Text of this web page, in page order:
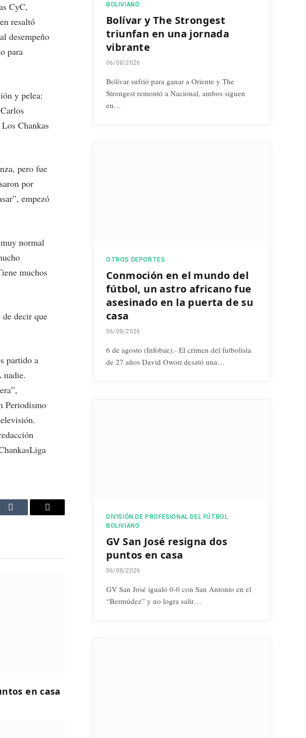
CyC,
resaltó
desempeño
para
y pelea:
Chankas
pero fue
por
empezó
normal
muchos
decir que
partido a
nadie.
Periodismo
Tumblr Email
en casa
BOLIVIANO
Bolívar y The Strongest
triunfan en una jornada
vibrante
06/08/2026
Bolívar sufrió para ganar a Oriente y The
Strongest remontó a Nacional, ambos siguen
en…
OTROS DEPORTES
Conmoción en el mundo del
fútbol, un astro africano fue
asesinado en la puerta de su
casa
06/08/2026
6 de agosto (Infobae).- El crimen del futbolista
de 27 años David Owori desató una…
DIVISIÓN DE PROFESIONAL DEL FÚTBOL
BOLIVIANO
GV San José resigna dos
puntos en casa
06/08/2026
GV San José igualó 0-0 con San Antonio en el
“Bermúdez” y no logra salir…